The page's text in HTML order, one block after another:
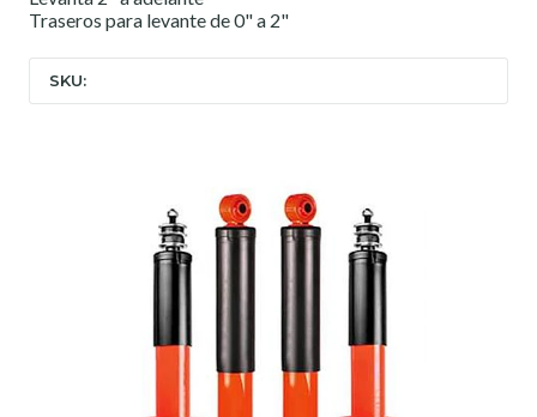
Traseros para levante de 0" a 2"
SKU: